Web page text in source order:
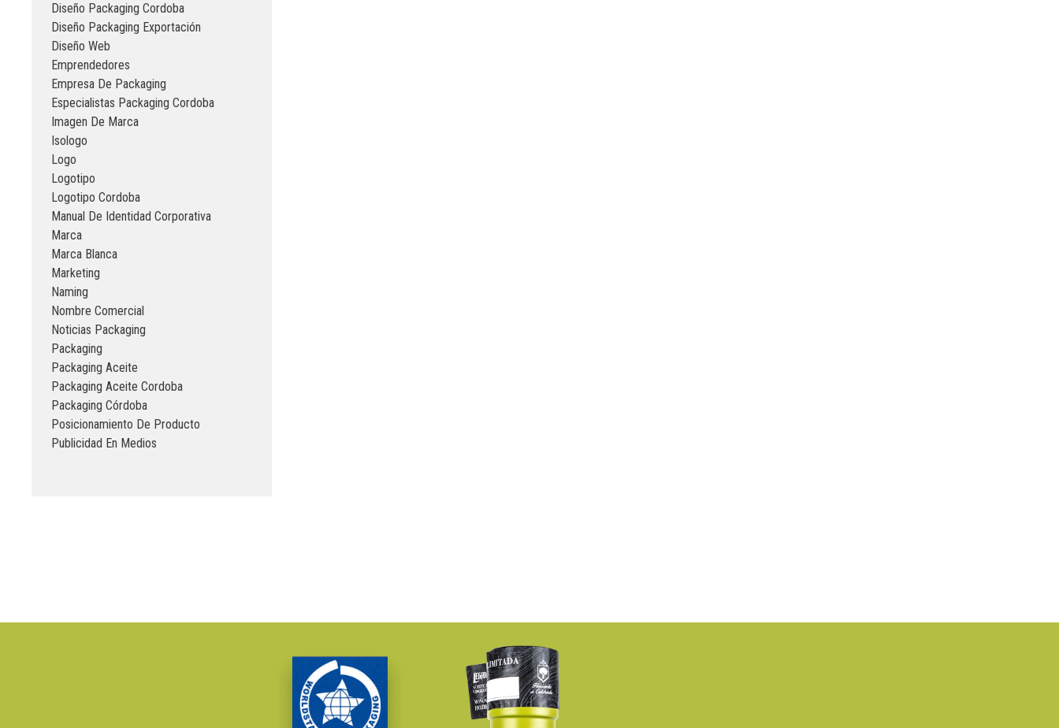
Diseño Packaging Cordoba
Diseño Packaging Exportación
Diseño Web
Emprendedores
Empresa De Packaging
Especialistas Packaging Cordoba
Imagen De Marca
Isologo
Logo
Logotipo
Logotipo Cordoba
Manual De Identidad Corporativa
Marca
Marca Blanca
Marketing
Naming
Nombre Comercial
Noticias Packaging
Packaging
Packaging Aceite
Packaging Aceite Cordoba
Packaging Córdoba
Posicionamiento De Producto
Publicidad En Medios